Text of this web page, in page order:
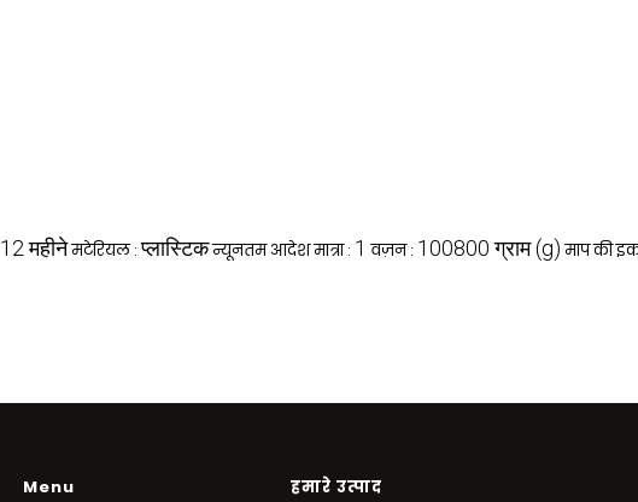
12 महीनेमटेरियल :प्लास्टिकन्यूनतम आदेश मात्रा : 1 वज़न : 100800 ग्राम (g) माप की
Menu हमारे उत्पाद